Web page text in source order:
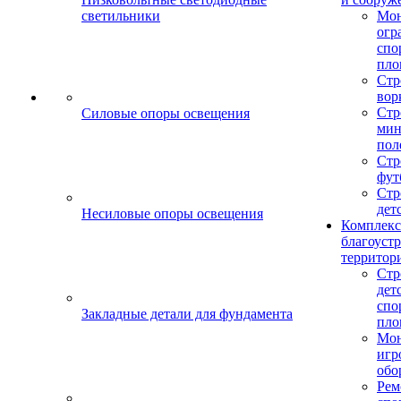
светильники
Силовые опоры освещения
Несиловые опоры освещения
Закладные детали для фундамента